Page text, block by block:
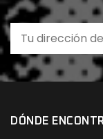
DÓNDE